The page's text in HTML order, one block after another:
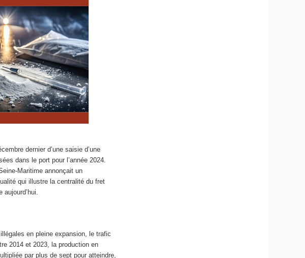
dernier d’une saisie d’une
dans le port pour l’année 2024.
Maritime annonçait un
qui illustre la centralité du fret
aujourd’hui.
en pleine expansion, le trafic
2014 et 2023, la production en
par plus de sept pour atteindre,